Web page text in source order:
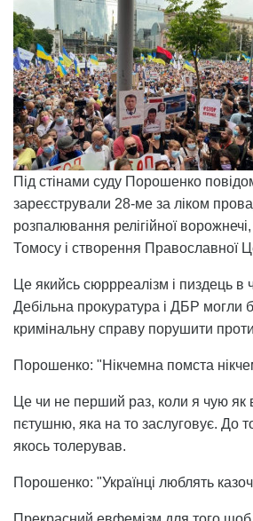
Пiд стiнами суду Порошенко
зареєстрували 28-ме за лiком
розпалювання релігійної
Томосу і створення Православної
Це якийсь сюррреалізм і пиздець в
Дебільна прокуратура і ДБР могли б
кримінальну справу порушити
Порошенко: "Нікчемна помста
Це чи не перший раз, коли я чую як
пєтушню, яка на то заслуговує. До
якось толерував.
Порошенко: "Українці люблять